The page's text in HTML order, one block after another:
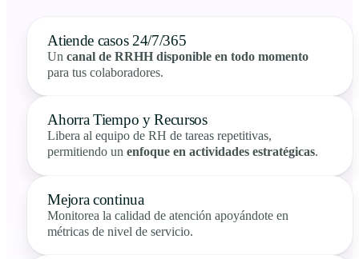
Atiende casos 24/7/365
Uncanal de RRHH disponible en todo momento
para tus colaboradores.
Ahorra Tiempo y Recursos
Libera al equipo de RH de tareas repetitivas,
permitiendo unenfoque en actividades estratégicas.
Mejora continua
Monitorea la calidad de atención apoyándote en
métricas de nivel de servicio.